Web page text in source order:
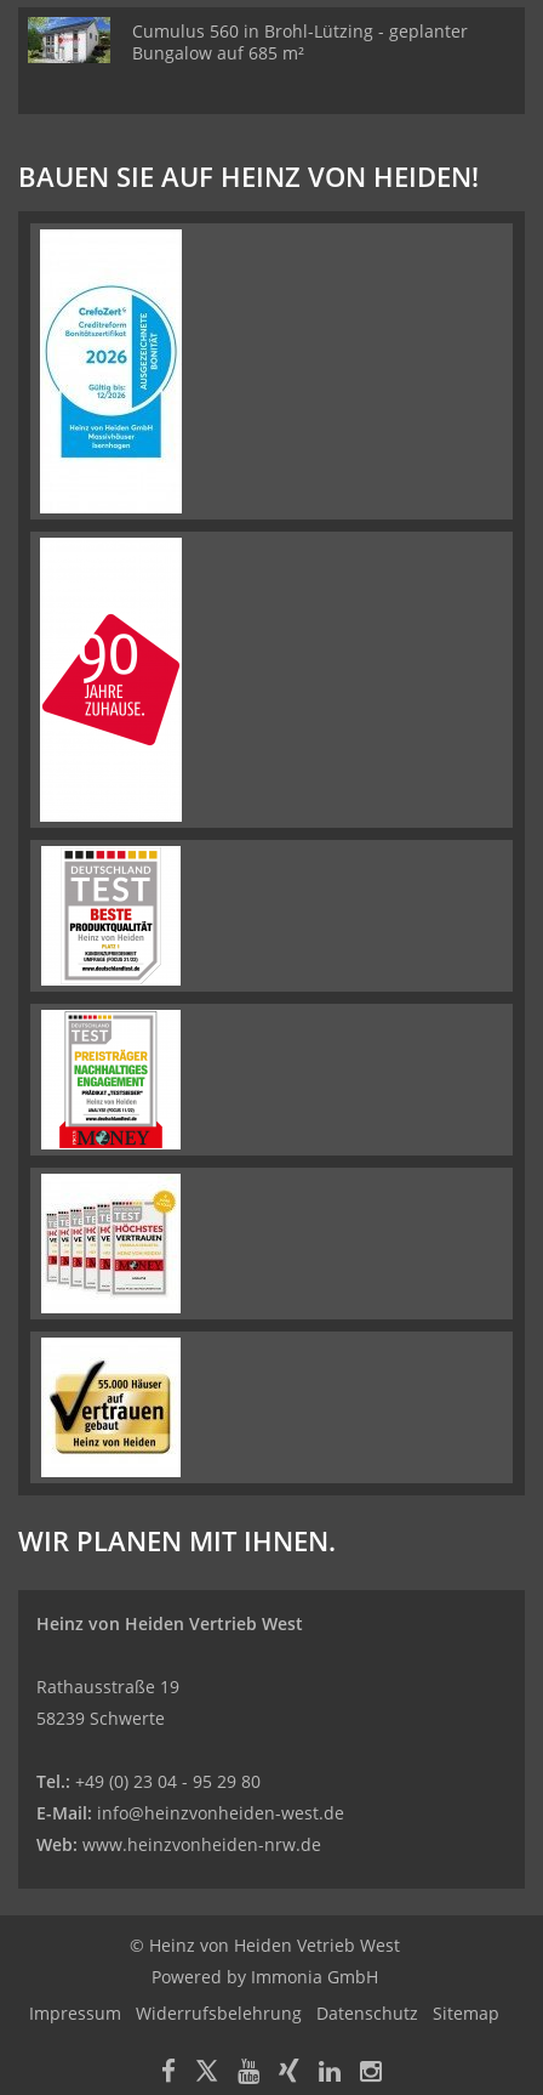
Cumulus 560 in Brohl-Lützing - geplanter
Bungalow auf 685 m²
BAUEN SIE AUF HEINZ VON HEIDEN!
WIR PLANEN MIT IHNEN.
Heinz von Heiden Vertrieb West
Rathausstraße 19
58239 Schwerte
Tel.: +49 (0) 23 04 - 95 29 80
E-Mail: info@heinzvonheiden-west.de
Web: www.heinzvonheiden-nrw.de
© Heinz von Heiden Vetrieb West
Powered by Immonia GmbH
Impressum
Widerrufsbelehrung Datenschutz Sitemap